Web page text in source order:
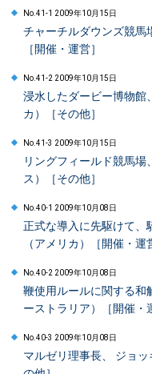
No.41-1 2009年10月15日
チャーチルダウンズ競馬
［開催・運営］
No.41-2 2009年10月15日
浸水したダービー博物館
カ）［その他］
No.41-3 2009年10月15日
リングフィールド競馬場
ス）［その他］
No.40-1 2009年10月08日
正式な導入に先駆けて、
（アメリカ）［開催・運
No.40-2 2009年10月08日
鞭使用ルールに関する和
ーストラリア）［開催・
No.40-3 2009年10月08日
マルゼリ理事長、 ジョ